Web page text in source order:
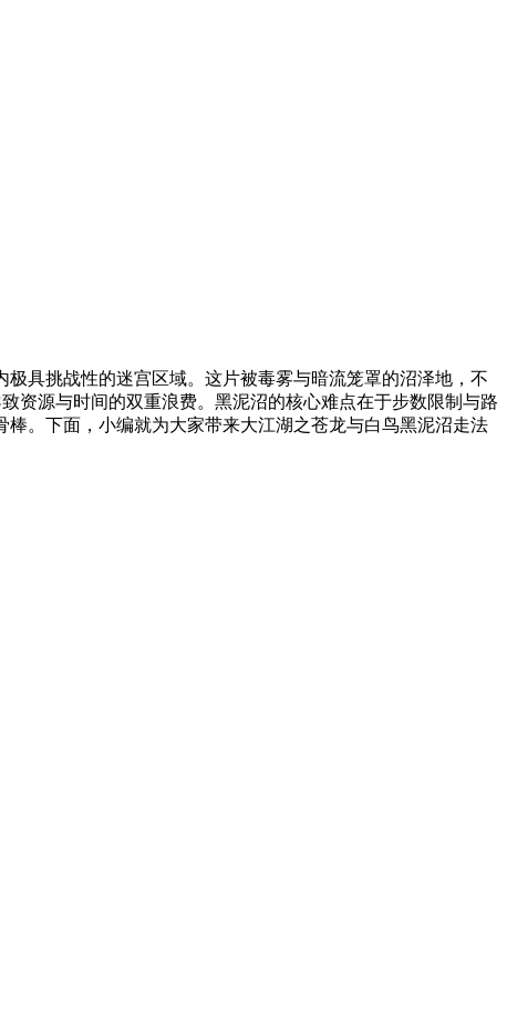
具挑战性的迷宫区域。这片被毒雾与暗流笼罩的沼泽地，不
资源与时间的双重浪费。黑泥沼的核心难点在于步数限制与路
。下面，小编就为大家带来大江湖之苍龙与白鸟黑泥沼走法